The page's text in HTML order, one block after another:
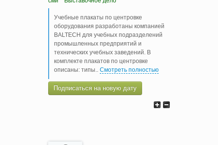
Учебные плакаты по центровке
оборудования разработаны компанией
BALTECH для учебных подразделений
промышленных предприятий и
технических учебных заведений. В
комплекте плакатов по центровке
описаны: типы.. Смотреть полностью
Подписаться на новую дату